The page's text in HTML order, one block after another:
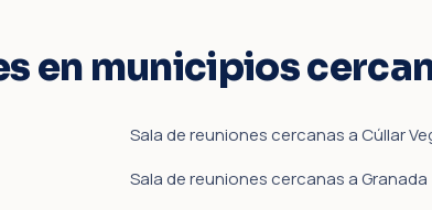
en municipios
Sala de reuniones cercanas a Cúllar
Sala de reuniones cercanas a Granada